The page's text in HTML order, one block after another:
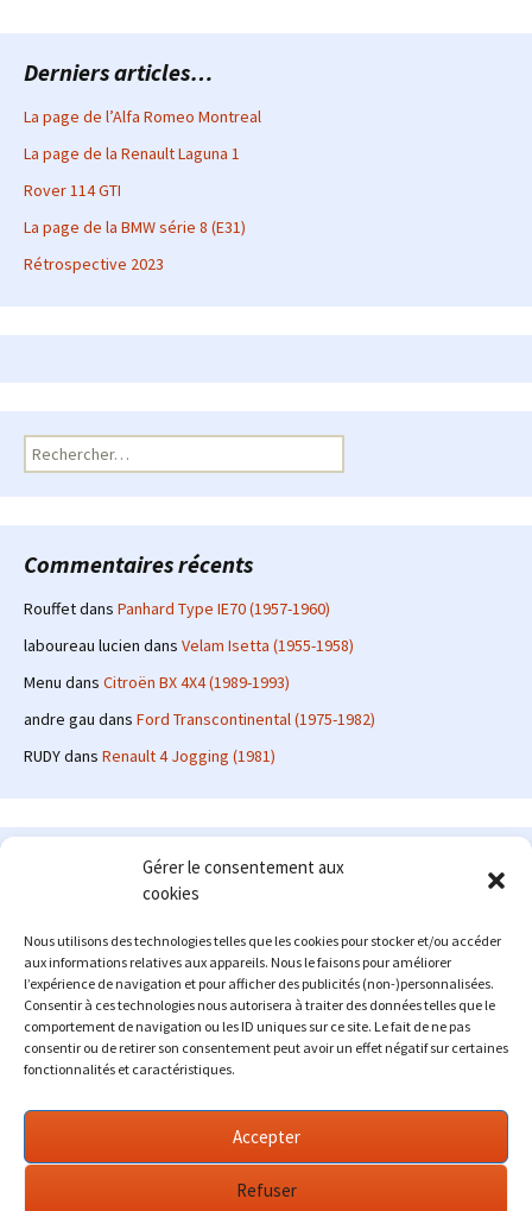
Gérer le consentement aux
cookies
Nous utilisons des technologies telles que les cookies pour stocker et/ou accéder
aux informations relatives aux appareils. Nous le faisons pour améliorer
l’expérience de navigation et pour afficher des publicités (non-)personnalisées.
Consentir à ces technologies nous autorisera à traiter des données telles que le
comportement de navigation ou les ID uniques sur ce site. Le fait de ne pas
consentir ou de retirer son consentement peut avoir un effet négatif sur certaines
fonctionnalités et caractéristiques.
Accepter
Refuser
Derniers articles…
La page de l’Alfa Romeo Montreal
La page de la Renault Laguna 1
Rover 114 GTI
La page de la BMW série 8 (E31)
Rétrospective 2023
Rechercher :
Commentaires récents
Rouffetdans Panhard Type IE70 (1957-1960)
laboureau lucien dans Velam Isetta (1955-1958)
Menu dans Citroën BX 4X4 (1989-1993)
andre gau dans Ford Transcontinental (1975-1982)
RUDYdans Renault 4 Jogging (1981)
Le site en quelques mots
: passionné d'automobile ancienne depuis de
nombreuses années, j'ai commencé à partager ma passion sur
internet à partir de 2009 au travers d'un blog qui a connu un relatif
succès. Fin 2013, je décide de prendre mon autonomie et me lancer
avec mon propre site : l'Automobile Ancienne.
Me contacter : alex(at)lautomobileancienne.com